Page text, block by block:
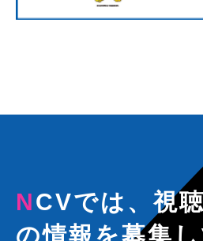
NCVでは、視聴者さまから
の情報を募集し